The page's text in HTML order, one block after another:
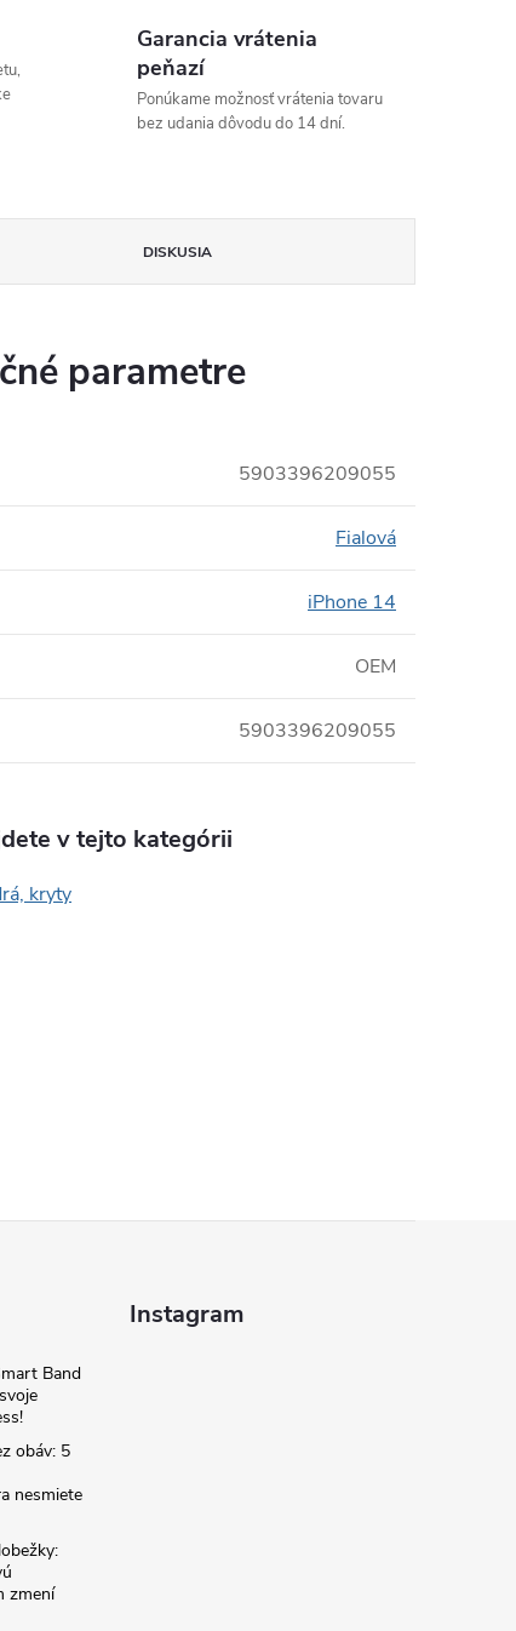
Garancia vrátenia
peňazí
Ponúkame možnosť vrátenia tovaru
bez udania dôvodu do 14 dní.
DISKUSIA
parametre
5903396209055
Fialová
iPhone 14
OEM
5903396209055
v tejto kategórii
kryty
Band
obáv: 5
nesmiete
zmení
Instagram